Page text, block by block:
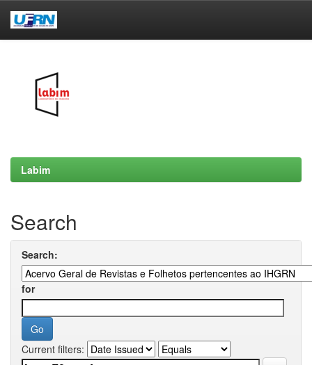
Labim
Search
Search:
for
Current filters: